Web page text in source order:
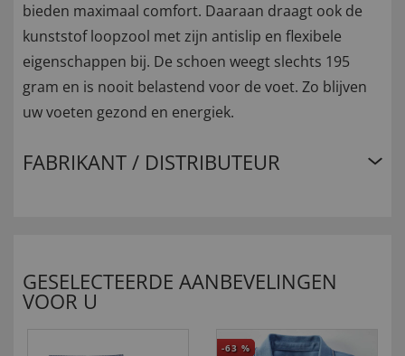
bieden maximaal comfort. Daaraan draagt ook de
kunststof loopzool met zijn antislip en flexibele
eigenschappen bij. De schoen weegt slechts 195
gram en is nooit belastend voor de voet. Zo blijven
uw voeten gezond en energiek.
FABRIKANT / DISTRIBUTEUR
GESELECTEERDE AANBEVELINGEN
VOOR U
-63 %